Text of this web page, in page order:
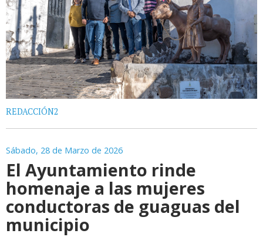
REDACCIÓN2
Sábado, 28 de Marzo de 2026
El Ayuntamiento rinde
homenaje a las mujeres
conductoras de guaguas del
municipio